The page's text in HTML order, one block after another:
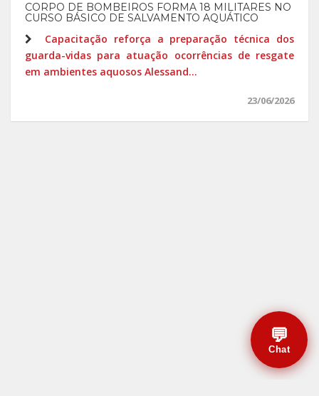
CORPO DE BOMBEIROS FORMA 18 MILITARES NO
CURSO BÁSICO DE SALVAMENTO AQUÁTICO
Capacitação reforça a preparação técnica dos
guarda-vidas para atuação ocorrências de resgate
em ambientes aquosos Alessand...
23/06/2026
💬
Chat